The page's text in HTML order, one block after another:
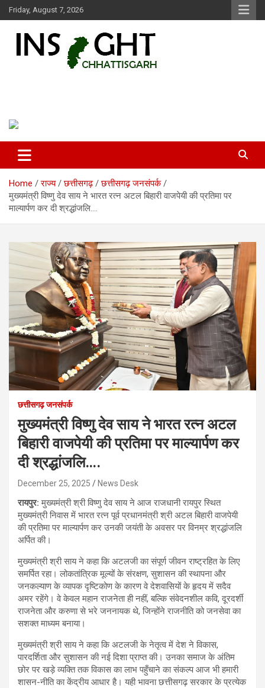
Skip
to
Friday, August 7, 2026
Home राज्य छत्तीसगढ़
छत्तीसगढ़ जनसंपर्क
मुख्यमंत्री विष्णु देव साय ने भारत रत्न अटल बिहारी वाजपेयी की प्रतिमा पर
माल्यार्पण कर दी श्रद्धांजलि….
छत्तीसगढ़ जनसंपर्क
मुख्यमंत्री विष्णु देव साय ने भारत रत्न अटल
बिहारी वाजपेयी की प्रतिमा पर माल्यार्पण कर
दी श्रद्धांजलि….
December 25, 2025 News Desk
रायपुर: मुख्यमंत्री श्री विष्णु देव साय ने आज राजधानी रायपुर स्थित
मुख्यमंत्री निवास में भारत रत्न पूर्व प्रधानमंत्री श्री अटल बिहारी वाजपेयी
की प्रतिमा पर माल्यार्पण कर उनकी जयंती के अवसर पर विनम्र श्रद्धांजलि
अर्पित की।
मुख्यमंत्री श्री साय ने कहा कि अटलजी का संपूर्ण जीवन राष्ट्रहित के लिए
समर्पित रहा। लोकतांत्रिक मूल्यों के संरक्षण, सुशासन की स्थापना और
जनकल्याण के व्यापक दृष्टिकोण के कारण वे देशवासियों के हृदय में सदैव
अमर रहेंगे। वे केवल महान राजनेता ही नहीं, बल्कि संवेदनशील कवि, दूरदर्शी
राजनेता और करुणा से भरे जननायक थे, जिन्होंने राजनीति को जनसेवा का
सशक्त माध्यम बनाया।
मुख्यमंत्री श्री साय ने कहा कि अटलजी के नेतृत्व में देश ने विकास,
पारदर्शिता और सुशासन की नई दिशा प्राप्त की। उनका समाज के अंतिम
छोर पर खड़े व्यक्ति तक विकास का लाभ पहुँचाने का संकल्प आज भी हमारी
शासन-नीति का केंद्रीय आधार है। यही भावना छत्तीसगढ़ सरकार के प्रत्येक